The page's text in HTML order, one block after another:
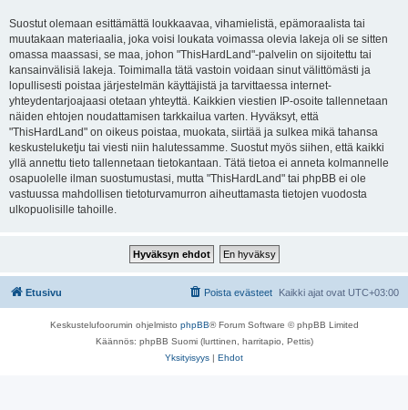
Suostut olemaan esittämättä loukkaavaa, vihamielistä, epämoraalista tai
muutakaan materiaalia, joka voisi loukata voimassa olevia lakeja oli se sitten
omassa maassasi, se maa, johon "ThisHardLand"-palvelin on sijoitettu tai
kansainvälisiä lakeja. Toimimalla tätä vastoin voidaan sinut välittömästi ja
lopullisesti poistaa järjestelmän käyttäjistä ja tarvittaessa internet-
yhteydentarjoajaasi otetaan yhteyttä. Kaikkien viestien IP-osoite tallennetaan
näiden ehtojen noudattamisen tarkkailua varten. Hyväksyt, että
"ThisHardLand" on oikeus poistaa, muokata, siirtää ja sulkea mikä tahansa
keskusteluketju tai viesti niin halutessamme. Suostut myös siihen, että kaikki
yllä annettu tieto tallennetaan tietokantaan. Tätä tietoa ei anneta kolmannelle
osapuolelle ilman suostumustasi, mutta "ThisHardLand" tai phpBB ei ole
vastuussa mahdollisen tietoturvamurron aiheuttamasta tietojen vuodosta
ulkopuolisille tahoille.
Etusivu Kaikki ajat ovat UTC+03:00
Poista evästeet
Keskustelufoorumin ohjelmisto phpBB® Forum Software © phpBB Limited
Käännös: phpBB Suomi (lurttinen, harritapio, Pettis)
Yksityisyys | Ehdot